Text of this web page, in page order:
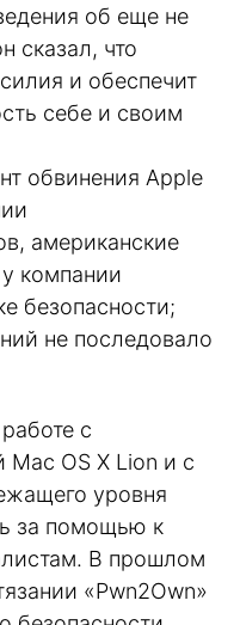
об еще не
сказал, что
и обеспечит
себе и своим
обвинения Apple
американские
компании
безопасности;
не последовало
с
Mac OS X Lion и с
уровня
за помощью к
В прошлом
«Pwn2Own»